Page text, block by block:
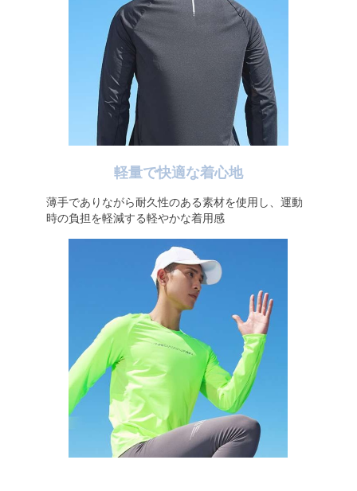
軽量で快適な着心地
薄手でありながら耐久性のある素材を使用し、運動
時の負担を軽減する軽やかな着用感